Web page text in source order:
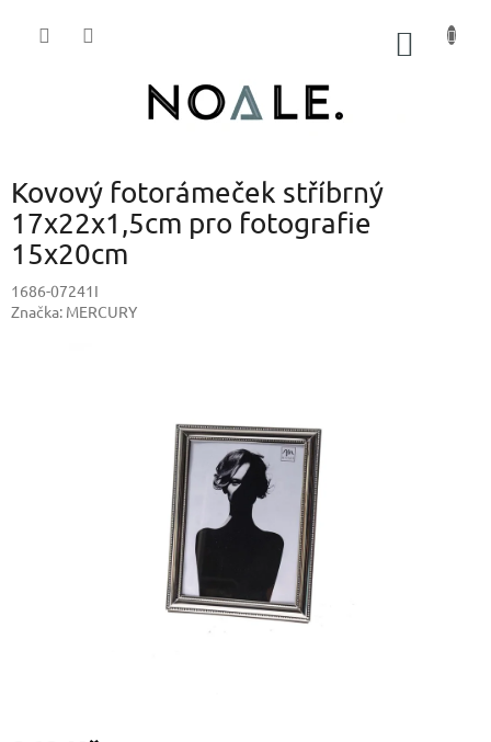
Kovový fotorámeček stříbrný
17x22x1,5cm pro fotografie
15x20cm
1686-07241I
Značka: MERCURY